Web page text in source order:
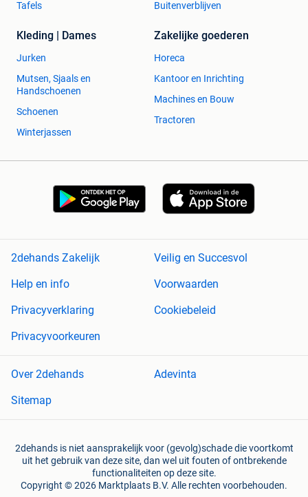
Tafels
Buitenverblijven
Kleding | Dames
Jurken
Mutsen, Sjaals en
Handschoenen
Schoenen
Winterjassen
Zakelijke goederen
Horeca
Kantoor en Inrichting
Machines en Bouw
Tractoren
2dehands Zakelijk
Veilig en Succesvol
Help en info
Voorwaarden
Privacyverklaring
Cookiebeleid
Privacyvoorkeuren
Over 2dehands
Adevinta
Sitemap
2dehands is niet aansprakelijk voor (gevolg)schade die voortkomt
uit het gebruik van deze site, dan wel uit fouten of ontbrekende
functionaliteiten op deze site.
Copyright © 2026 Marktplaats B.V. Alle rechten voorbehouden.